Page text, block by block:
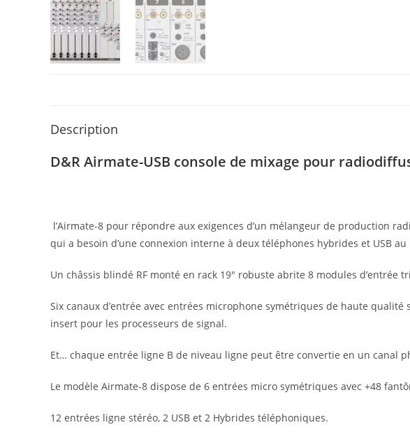
Description
D&R Airmate-USB console de mixage pour
l’Airmate-8 pour répondre aux exigences d’un mélangeur de production
qui a besoin d’une connexion interne à deux téléphones hybrides et USB
Un châssis blindé RF monté en rack 19″ robuste abrite 8 modules
Six canaux d’entrée avec entrées microphone symétriques de haute
insert pour les processeurs de signal.
Et… chaque entrée ligne B de niveau ligne peut être convertie en un canal
Le modèle Airmate-8 dispose de 6 entrées micro symétriques avec +48
12 entrées ligne stéréo, 2 USB et 2 Hybrides téléphoniques.